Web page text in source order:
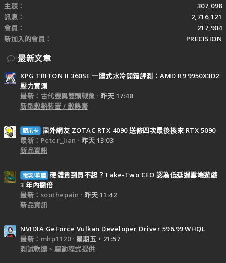
主題
307,098
訊息
2,716,121
會員
217,904
新加入的會員
PRECISION
最新文章
XPG TRITON II 360SE 一體式水冷開箱評測：AMD R9 9950X3D2
壓力實測
最新：古代靈異雙頭戰象
昨天 17:40
新型散熱裝置 / 散熱膏
顯示卡
國外網友 ZOTAC RTX 4090 送修四次最後換來 RTX 5090
最新：Peter_Jian
昨天 13:03
新品資訊
電玩/軟體 硬體貴到買不起？Take-Two CEO 認為低延遲雲端遊戲
3 年內翻倍
最新：soothepain
昨天 11:42
新品資訊
NVIDIA GeForce Vulkan Developer Driver 596.99 WHQL
最新：mhp1120
星期五，21:57
測試軟體、驅動程式提供